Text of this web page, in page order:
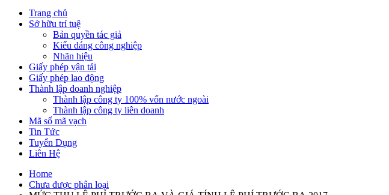
Trang chủ
Sở hữu trí tuệ
Bản quyền tác giả
Kiểu dáng công nghiệp
Nhãn hiệu
Giấy phép vận tải
Giấy phép lao động
Thành lập doanh nghiệp
Thành lập công ty 100% vốn nước ngoài
Thành lập công ty liên doanh
Mã số mã vạch
Tin Tức
Tuyển Dụng
Liên Hệ
Home
Chưa được phân loại